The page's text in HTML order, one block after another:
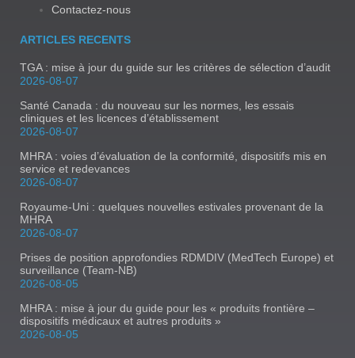
Contactez-nous
ARTICLES RECENTS
TGA : mise à jour du guide sur les critères de sélection d’audit
2026-08-07
Santé Canada : du nouveau sur les normes, les essais
cliniques et les licences d’établissement
2026-08-07
MHRA : voies d’évaluation de la conformité, dispositifs mis en
service et redevances
2026-08-07
Royaume-Uni : quelques nouvelles estivales provenant de la
MHRA
2026-08-07
Prises de position approfondies RDMDIV (MedTech Europe) et
surveillance (Team-NB)
2026-08-05
MHRA : mise à jour du guide pour les « produits frontière –
dispositifs médicaux et autres produits »
2026-08-05